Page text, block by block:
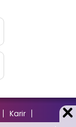
Karir